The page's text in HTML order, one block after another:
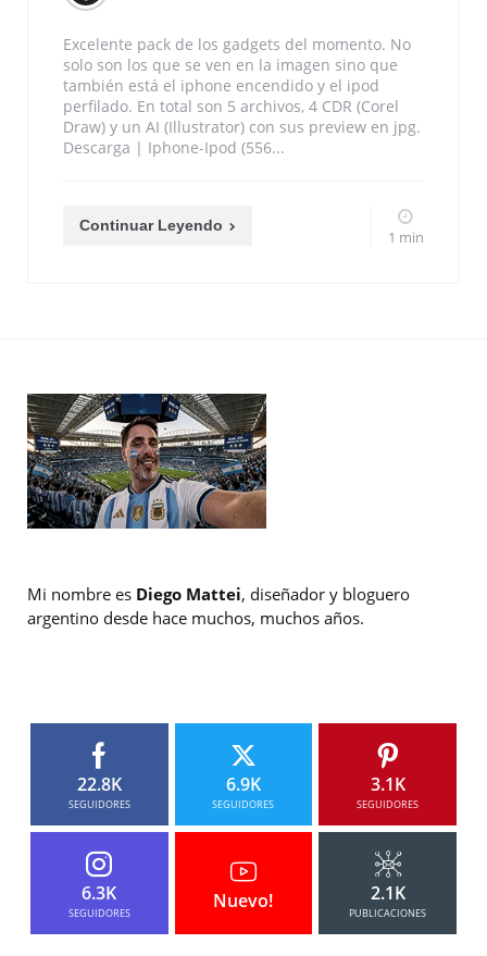
Excelente pack de los gadgets del momento. No
solo son los que se ven en la imagen sino que
también está el iphone encendido y el ipod
perfilado. En total son 5 archivos, 4 CDR (Corel
Draw) y un AI (Illustrator) con sus preview en jpg.
Descarga | Iphone-Ipod (556...
Continuar Leyendo
1 min
Mi nombre es Diego Mattei, diseñador y bloguero
argentino desde hace muchos, muchos años.
22.8K
SEGUIDORES
6.9K
SEGUIDORES
3.1K
SEGUIDORES
6.3K
SEGUIDORES
Nuevo! 2.1K
PUBLICACIONES